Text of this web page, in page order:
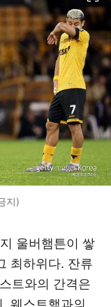
지)
울버햄튼이 쌓
최하위다. 잔류
트와의 간격은
웨스트햄과의